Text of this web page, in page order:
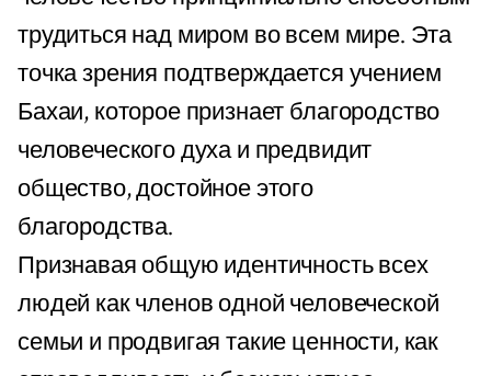
трудиться над миром во всем мире. Эта
точка зрения подтверждается учением
Бахаи, которое признает благородство
человеческого духа и предвидит
общество, достойное этого
благородства.
Признавая общую идентичность всех
людей как членов одной человеческой
семьи и продвигая такие ценности, как